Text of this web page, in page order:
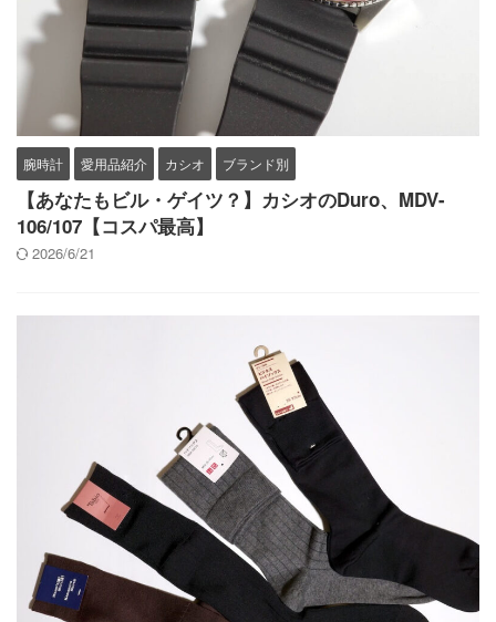
腕時計 愛用品紹介 カシオ ブランド別
【あなたもビル・ゲイツ？】カシオのDuro、MDV-
106/107【コスパ最高】
2026/6/21